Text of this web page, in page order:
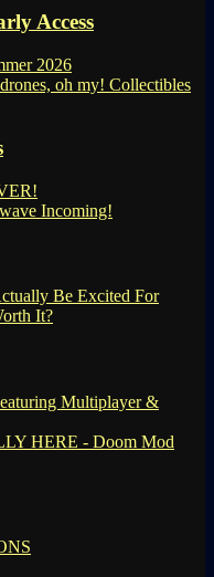
Access
2026
oh my! Collectibles
Incoming!
Be Excited For
It?
Multiplayer &
HERE - Doom Mod